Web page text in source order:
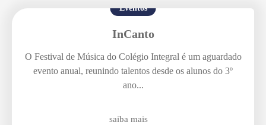
Eventos
InCanto
O Festival de Música do Colégio Integral é um aguardado
evento anual, reunindo talentos desde os alunos do 3º
ano...
saiba mais
Enviei um E-mail